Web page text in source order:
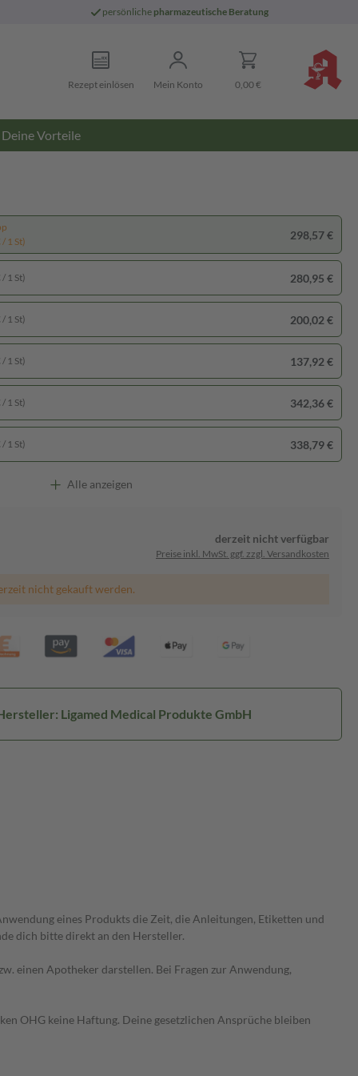
persönliche pharmazeutische Beratung
Rezept einlösen Mein Konto 0,00 €
Deine Vorteile
1 St)
298,57 €
1 St) 280,95 €
1 St) 200,02 €
1 St) 137,92 €
1 St) 342,36 €
1 St) 338,79 €
Alle anzeigen
derzeit nicht verfügbar
Preise inkl. MwSt. ggf. zzgl. Versandkosten
nicht gekauft werden.
Ligamed Medical Produkte GmbH
eines Produkts die Zeit, die Anleitungen, Etiketten und
dich bitte direkt an den Hersteller.
einen Apotheker darstellen. Bei Fragen zur Anwendung,
OHG keine Haftung. Deine gesetzlichen Ansprüche bleiben